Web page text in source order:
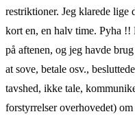
restriktioner. Jeg klarede lige
kort en, en halv time. Pyha !!
på aftenen, og jeg havde
at sove, betale osv.,
tavshed, ikke tale,
forstyrrelser overhovedet) om